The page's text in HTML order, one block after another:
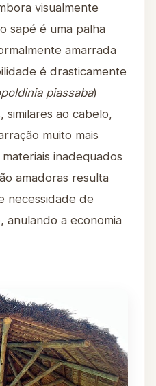
visualmente
sapé é uma palha
amarrada
é drasticamente
piassaba)
similares ao cabelo,
muito mais
inadequados
amadoras resulta
necessidade de
anulando a economia